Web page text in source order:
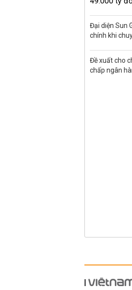
Đại diện Sun
chính khi
Đề xuất cho
chấp ngân